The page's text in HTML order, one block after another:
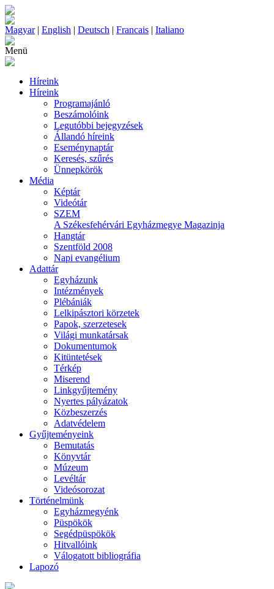
Magyar| English | Deutsch | Francais | Italiano
Menü
Híreink
Híreink
Programajánló
Beszámolóink
Legutóbbi bejegyzések
Állandó híreink
Eseménynaptár
Keresés, szűrés
Ünnepkörök
Média
Képtár
Videótár
SZEM
A Székesfehérvári Egyházmegye Magazinja
Hangtár
Szentföld 2008
Napi evangélium
Adattár
Egyházunk
Intézmények
Plébániák
Lelkipásztori körzetek
Papok, szerzetesek
Világi munkatársak
Dokumentumok
Kitüntetések
Térkép
Miserend
Linkgyűjtemény
Nyertes pályázatok
Közbeszerzés
Adatvédelem
Gyűjteményeink
Bemutatás
Könyvtár
Múzeum
Levéltár
Videósorozat
Történelmünk
Egyházmegyénk
Püspökök
Segédpüspökök
Hitvallóink
Válogatott bibliográfia
Lapozó